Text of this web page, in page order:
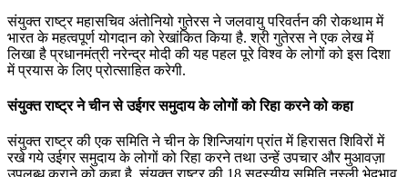
संयुक्त राष्ट्र महासचिव अंतोनियो गुतेरस ने जलवायु परिवर्तन की रोकथाम में
भारत के महत्वपूर्ण योगदान को रेखांकित किया है. श्री गुतेरस ने एक लेख में
लिखा है प्रधानमंत्री नरेन्द्र मोदी की यह पहल पूरे विश्व के लोगों को इस दिशा
में प्रयास के लिए प्रोत्साहित करेगी.
संयुक्त राष्ट्र ने चीन से उईगर समुदाय के लोगों को रिहा करने को कहा
संयुक्त राष्ट्र की एक समिति ने चीन के शिन्जियांग प्रांत में हिरासत शिविरों में
रखे गये उईगर समुदाय के लोगों को रिहा करने तथा उन्हें उपचार और मुआवज़ा